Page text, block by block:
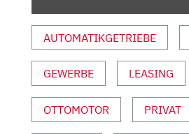
DEN
KOMPAKT
SUVS
VON
YOUTUBE
AUTOMATIKGETRIEBE
GEWERBE LEASING
OTTOMOTOR PRIVAT